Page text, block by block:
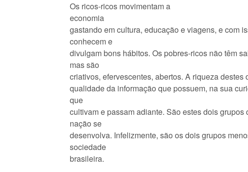
Os ricos-ricos movimentam a
economia
gastando em cultura, educação e viagens, e com
conhecem e
divulgam bons hábitos. Os pobres-ricos não têm
mas são
criativos, efervescentes, abertos. A riqueza destes
qualidade da informação que possuem, na sua
que
cultivam e passam adiante. São estes dois grupos
nação se
desenvolva. Infelizmente, são os dois grupos
sociedade
brasileira.